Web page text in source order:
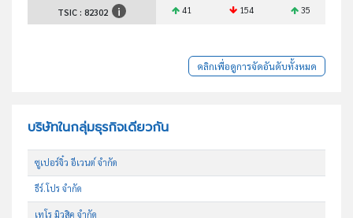
TSIC : 82302 41 154 35
คลิกเพื่อดูการจัดอันดับทั้งหมด
บริษัทในกลุ่มธุรกิจเดียวกัน
ซูเปอร์จิ๋ว อีเวนต์ จำกัด
ธีร์.โปร จำกัด
เทโร มิวสิค จำกัด